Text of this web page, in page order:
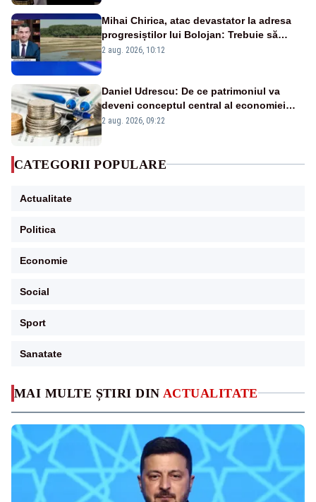
MAI MULTE ȘTIRI DIN ACTUALITATE
Mihai Chirica, atac devastator la adresa
progresiștilor lui Bolojan: Trebuie să
protejăm și natura, dar nu șținem omaneii
2 aug. 2026, 10:12
Daniel Udrescu: De ce patrimoniul va
deveni conceptul central al economiei
viitoare?
2 aug. 2026, 09:22
CATEGORII POPULARE
Actualitate
Politica
Economie
Social
Sport
Sanatate